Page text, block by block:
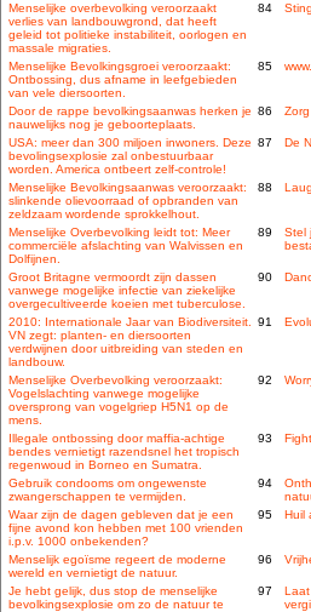
Menselijke overbevolking veroorzaakt
verlies van landbouwgrond, dat heeft
geleid tot politieke instabiliteit, oorlogen en
massale migraties.
84
Menselijke Bevolkingsgroei veroorzaakt:
Ontbossing, dus afname in leefgebieden
van vele diersoorten.
85
Door de rappe bevolkingsaanwas herken je
nauwelijks nog je geboorteplaats.
86
USA: meer dan 300 miljoen inwoners. Deze
bevolingsexplosie zal onbestuurbaar
worden. America ontbeert zelf-controle!
87 De
Menselijke Bevolkingsaanwas veroorzaakt:
slinkende olievoorraad of opbranden van
zeldzaam wordende sprokkelhout.
88
Menselijke Overbevolking leidt tot: Meer
commerciële afslachting van Walvissen en
Dolfijnen.
89
Stel
Groot Britagne vermoordt zijn dassen
vanwege mogelijke infectie van ziekelijke
overgecultiveerde koeien met tuberculose.
90
2010: Internationale Jaar van Biodiversiteit.
VN zegt: planten- en diersoorten
verdwijnen door uitbreiding van steden en
landbouw.
91
Menselijke Overbevolking veroorzaakt:
Vogelslachting vanwege mogelijke
oversprong van vogelgriep H5N1 op de
mens.
92
Illegale ontbossing door maffia-achtige
bendes vernietigt razendsnel het tropisch
regenwoud in Borneo en Sumatra.
93
Gebruik condooms om ongewenste
zwangerschappen te vermijden.
94
Waar zijn de dagen gebleven dat je een
fijne avond kon hebben met 100 vrienden
i.p.v. 1000 onbekenden?
95 Huil
Menselijk egoïsme regeert de moderne
wereld en vernietigt de natuur.
96
Je hebt gelijk, dus stop de menselijke
bevolkingsexplosie om zo de natuur te
97